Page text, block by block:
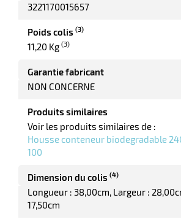
3221170015657
Poids colis (3)
11,20 Kg (3)
Garantie fabricant
NON CONCERNE
Produits similaires
Voir les produits similaires de :
Housse conteneur biodegradable
100
Dimension du colis (4)
Longueur : 38,00cm Largeur :
17,50cm